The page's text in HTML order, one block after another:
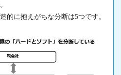
的に抱えがちな分断は5つです。